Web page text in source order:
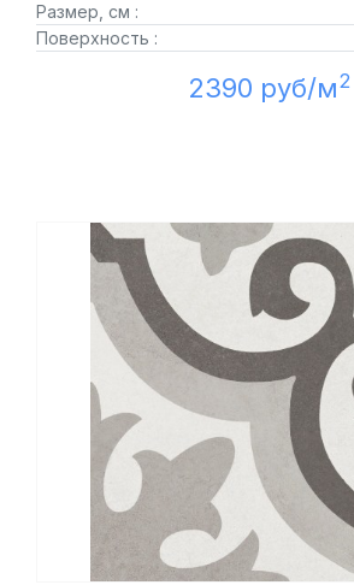
Размер, см :
Поверхность :
2390 руб/м2